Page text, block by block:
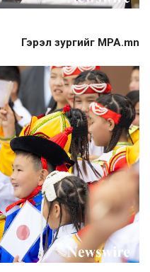
Гэрэл зургийг MPA.mn